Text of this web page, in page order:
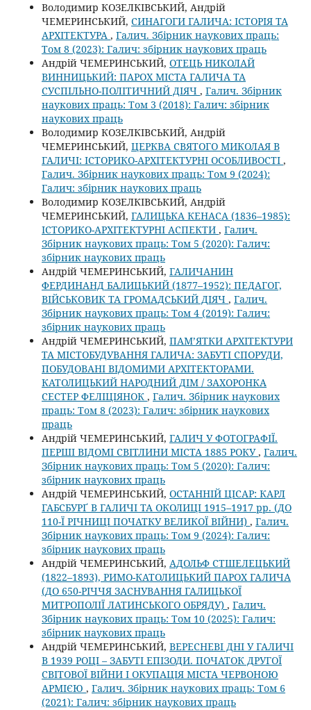
Володимир КОЗЕЛКІВСЬКИЙ, Андрій
ЧЕМЕРИНСЬКИЙ, СИНАГОГИ ГАЛИЧА: ІСТОРІЯ ТА
АРХІТЕКТУРА , Галич. Збірник наукових праць:
Том 8 (2023): Галич: збірник наукових праць
Андрій ЧЕМЕРИНСЬКИЙ, ОТЕЦЬ НИКОЛАЙ
ВИННИЦЬКИЙ: ПАРОХ МІСТА ГАЛИЧА ТА
СУСПІЛЬНО-ПОЛІТИЧНИЙ ДІЯЧ , Галич. Збірник
наукових праць: Том 3 (2018): Галич: збірник
наукових праць
Володимир КОЗЕЛКІВСЬКИЙ, Андрій
ЧЕМЕРИНСЬКИЙ, ЦЕРКВА СВЯТОГО МИКОЛАЯ В
ГАЛИЧІ: ІСТОРИКО-АРХІТЕКТУРНІ ОСОБЛИВОСТІ ,
Галич. Збірник наукових праць: Том 9 (2024):
Галич: збірник наукових праць
Володимир КОЗЕЛКІВСЬКИЙ, Андрій
ЧЕМЕРИНСЬКИЙ, ГАЛИЦЬКА КЕНАСА (1836–1985):
ІСТОРИКО-АРХІТЕКТУРНІ АСПЕКТИ , Галич.
Збірник наукових праць: Том 5 (2020): Галич:
збірник наукових праць
Андрій ЧЕМЕРИНСЬКИЙ, ГАЛИЧАНИН
ФЕРДИНАНД БАЛИЦЬКИЙ (1877–1952): ПЕДАГОГ,
ВІЙСЬКОВИК ТА ГРОМАДСЬКИЙ ДІЯЧ , Галич.
Збірник наукових праць: Том 4 (2019): Галич:
збірник наукових праць
Андрій ЧЕМЕРИНСЬКИЙ, ПАМ’ЯТКИ АРХІТЕКТУРИ
ТА МІСТОБУДУВАННЯ ГАЛИЧА: ЗАБУТІ СПОРУДИ,
ПОБУДОВАНІ ВІДОМИМИ АРХІТЕКТОРАМИ.
КАТОЛИЦЬКИЙ НАРОДНИЙ ДІМ / ЗАХОРОНКА
СЕСТЕР ФЕЛІЦІЯНОК , Галич. Збірник наукових
праць: Том 8 (2023): Галич: збірник наукових
праць
Андрій ЧЕМЕРИНСЬКИЙ, ГАЛИЧ У ФОТОГРАФІЇ.
ПЕРШІ ВІДОМІ СВІТЛИНИ МІСТА 1885 РОКУ, Галич.
Збірник наукових праць: Том 5 (2020): Галич:
збірник наукових праць
Андрій ЧЕМЕРИНСЬКИЙ, ОСТАННІЙ ЦІСАР: КАРЛ
ГАБСБУРҐ В ГАЛИЧІ ТА ОКОЛИЦІ 1915–1917 рр. (ДО
110-Ї РІЧНИЦІ ПОЧАТКУ ВЕЛИКОЇ ВІЙНИ) , Галич.
Збірник наукових праць: Том 9 (2024): Галич:
збірник наукових праць
Андрій ЧЕМЕРИНСЬКИЙ, АДОЛЬФ СТШЕЛЕЦЬКИЙ
(1822–1893), РИМО-КАТОЛИЦЬКИЙ ПАРОХ ГАЛИЧА
(ДО 650-РІЧЧЯ ЗАСНУВАННЯ ГАЛИЦЬКОЇ
МИТРОПОЛІЇ ЛАТИНСЬКОГО ОБРЯДУ) , Галич.
Збірник наукових праць: Том 10 (2025): Галич:
збірник наукових праць
Андрій ЧЕМЕРИНСЬКИЙ, ВЕРЕСНЕВІ ДНІ У ГАЛИЧІ
В 1939 РОЦІ – ЗАБУТІ ЕПІЗОДИ. ПОЧАТОК ДРУГОЇ
СВІТОВОЇ ВІЙНИ І ОКУПАЦІЯ МІСТА ЧЕРВОНОЮ
АРМІЄЮ , Галич. Збірник наукових праць: Том 6
(2021): Галич: збірник наукових праць